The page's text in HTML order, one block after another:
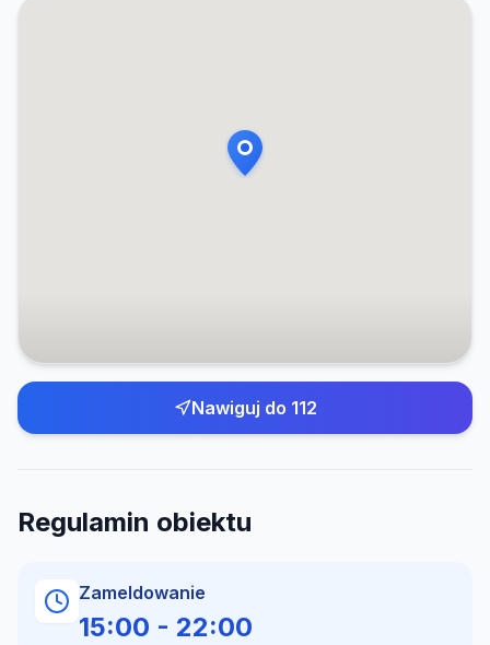
Nawiguj do 112
Regulamin obiektu
Zameldowanie
15:00 - 22:00